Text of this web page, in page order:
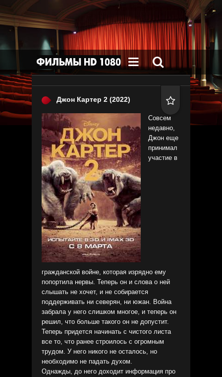
 
Джон Картер 2 (2022) 
Совсем
недавно,
Джон еще
принимал
участие в
гражданской войне, которая изрядно ему
попортила нервы. Теперь он и слова о ней
слышать не хочет, и не собирается
поддерживать ни северян, ни южан. Война
забрала у него слишком многое, и теперь он
решил, что больше такого он не допустит.
Теперь придется начинать с чистого листа
все то, что ранее строилось с огромным
трудом. У него никого не осталось, но
необходимо не падать духом.
Однажды, до него доходит информация про